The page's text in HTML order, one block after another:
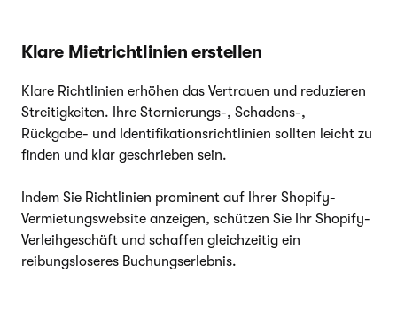
Klare Mietrichtlinien erstellen
Klare Richtlinien erhöhen das Vertrauen und reduzieren
Streitigkeiten. Ihre Stornierungs-, Schadens-,
Rückgabe- und Identifikationsrichtlinien sollten leicht zu
finden und klar geschrieben sein.
Indem Sie Richtlinien prominent auf Ihrer Shopify-
Vermietungswebsite anzeigen, schützen Sie Ihr Shopify-
Verleihgeschäft und schaffen gleichzeitig ein
reibungsloseres Buchungserlebnis.